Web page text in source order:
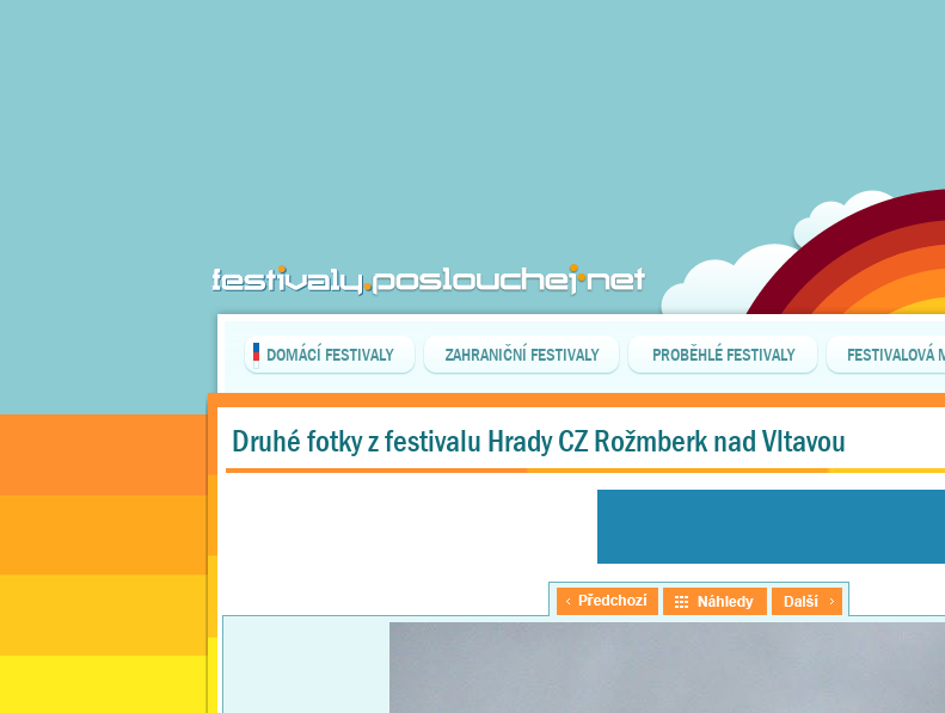
DOMÁCÍ FESTIVALY ZAHRANIČNÍ FESTIVALY PROBĚHLÉ FESTIVALY FESTIVALOVÁ
Druhé fotky z festivalu Hrady CZ Rožmberk nad Vltavou